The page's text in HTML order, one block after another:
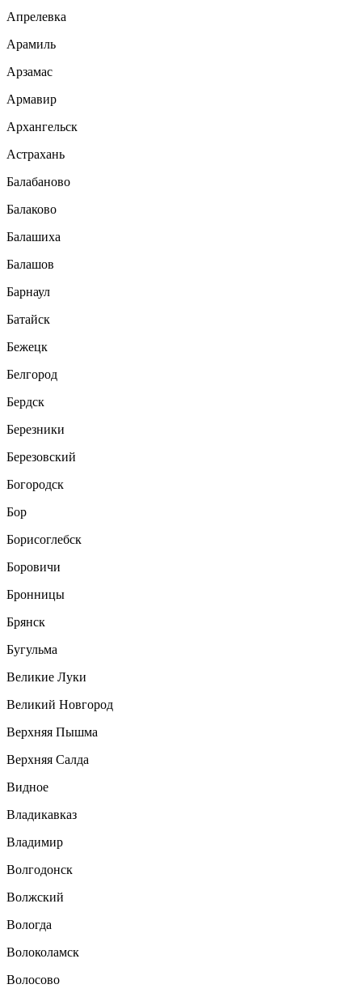
Апрелевка
Арамиль
Арзамас
Армавир
Архангельск
Астрахань
Балабаново
Балаково
Балашиха
Балашов
Барнаул
Батайск
Бежецк
Белгород
Бердск
Березники
Березовский
Богородск
Бор
Борисоглебск
Боровичи
Бронницы
Брянск
Бугульма
Великие Луки
Великий Новгород
Верхняя Пышма
Верхняя Салда
Видное
Владикавказ
Владимир
Волгодонск
Волжский
Вологда
Волоколамск
Волосово